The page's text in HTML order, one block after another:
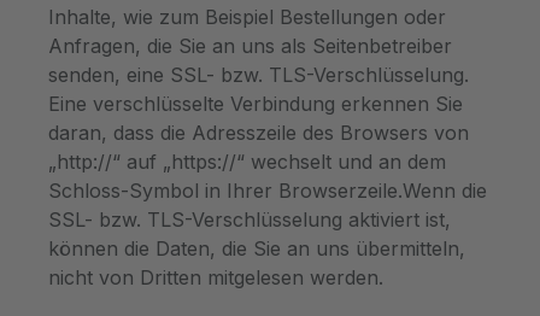
Inhalte, wie zum Beispiel Bestellungen oder
Anfragen, die Sie an uns als Seitenbetreiber
senden, eine SSL- bzw. TLS-Verschlüsselung.
Eine verschlüsselte Verbindung erkennen Sie
daran, dass die Adresszeile des Browsers von
„http://“ auf „https://“ wechselt und an dem
Schloss-Symbol in Ihrer Browserzeile.Wenn die
SSL- bzw. TLS-Verschlüsselung aktiviert ist,
können die Daten, die Sie an uns übermitteln,
nicht von Dritten mitgelesen werden.